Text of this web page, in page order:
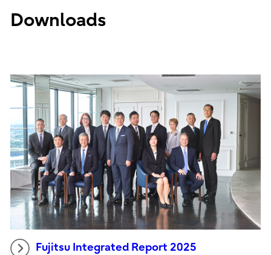
Downloads
Fujitsu Integrated Report 2025